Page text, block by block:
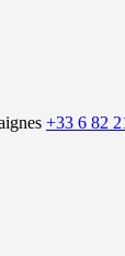
+33 6 82